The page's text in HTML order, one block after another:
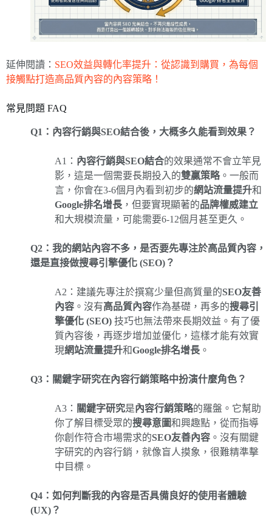
延伸閱讀： SEO效益與轉化率提升：從認識到購買，為每個
接觸點打造高品質內容的內容策略！
常見問題 FAQ
Q1：內容行銷與SEO結合後，大概多久能看到效果？
A1： 內容行銷與SEO結合的效果通常不會立竿見
影，這是一個需要長期投入的雙贏策略。一般而
言，你會在3-6個月內看到初步的網站流量提升和
Google排名增長 ，但要實現顯著的品牌權威建立
和大規模流量，可能需要6-12個月甚至更久。
Q2：我的網站內容不多，是否要先專注於高品質內容，
還是直接做搜尋引擎優化 (SEO)？
A2：建議先專注於撰寫少量但高質量的SEO友善
內容 。沒有高品質內容作為基礎，再多的搜尋引
擎優化 (SEO) 技巧也無法帶來長期效益。有了優
質內容後，再逐步增加並優化，這樣才能有效實
現網站流量提升和Google排名增長 。
Q3：關鍵字研究在內容行銷策略中扮演什麼角色？
A3： 關鍵字研究是內容行銷策略的羅盤。它幫助
你了解目標受眾的搜尋意圖和興趣點，從而指導
你創作符合市場需求的SEO友善內容 。沒有關鍵
字研究的內容行銷，就像盲人摸象，很難精準擊
中目標。
Q4：如何判斷我的內容是否具備良好的使用者體驗
(UX)？